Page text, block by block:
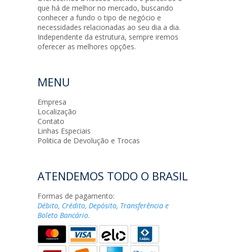
que há de melhor no mercado, buscando
conhecer a fundo o tipo de negócio e
necessidades relacionadas ao seu dia a dia.
Independente da estrutura, sempre iremos
oferecer as melhores opções.
MENU
Empresa
Localização
Contato
Linhas Especiais
Politica de Devolução e Trocas
ATENDEMOS TODO O BRASIL
Formas de pagamento:
Débito, Crédito, Depósito, Transferência e
Boleto Bancário.